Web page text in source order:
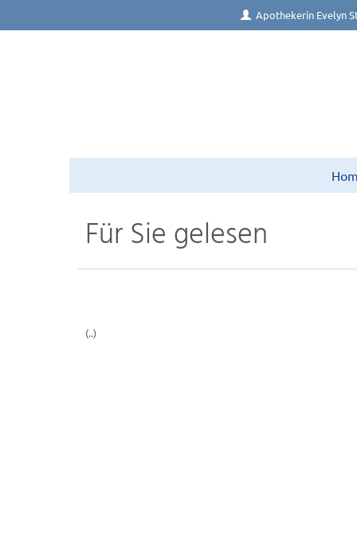
Apothekerin Evelyn
Für Sie gelesen
(..)